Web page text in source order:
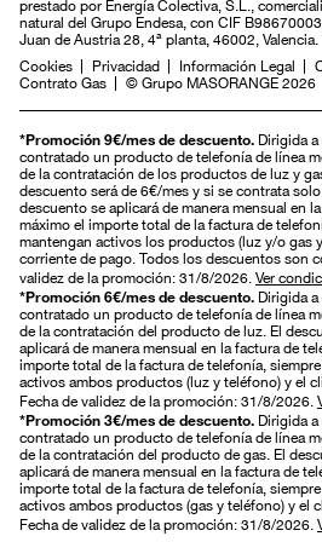
natural del Grupo Endesa, con CIF
Juan de Austria 28, 4ª planta, 46002, Valencia.
Cookies
Privacidad Información Legal
Contrato Gas © Grupo MASORANGE 2026
*Promoción 9€/mes de descuento. Dirigida
contratado un producto de telefonía de línea
de la contratación de los productos de luz y
descuento será de 6€/mes y si se contrata
descuento se aplicará de manera mensual en
máximo el importe total de la factura de
mantengan activos los productos (luz y/o gas
corriente de pago. Todos los descuentos son
validez de la promoción: 31/8/2026.Ver
*Promoción 6€/mes de descuento. Dirigida
contratado un producto de telefonía de línea
de la contratación del producto de luz. El
aplicará de manera mensual en la factura de
importe total de la factura de telefonía,
activos ambos productos (luz y teléfono) y el
Fecha de validez de la promoción: 31/8/2026.
*Promoción 3€/mes de descuento. Dirigida
contratado un producto de telefonía de línea
de la contratación del producto de gas. El
aplicará de manera mensual en la factura de
importe total de la factura de telefonía,
activos ambos productos (gas y teléfono) y el
Fecha de validez de la promoción: 31/8/2026.